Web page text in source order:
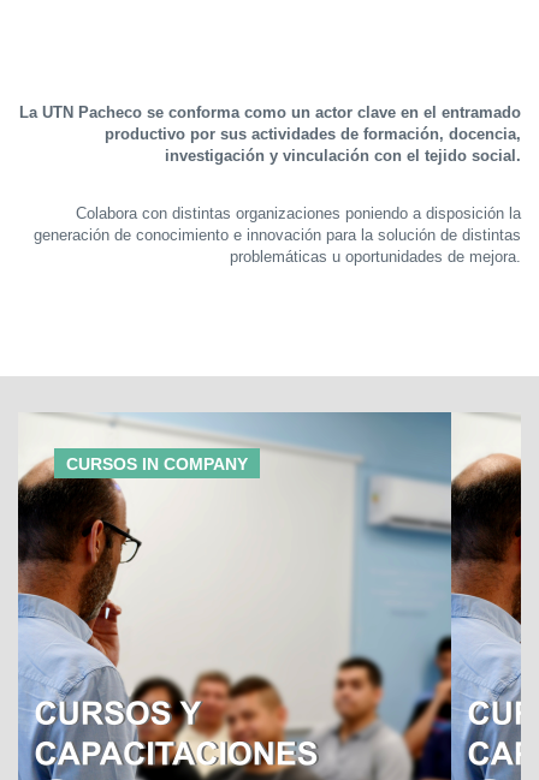
La UTN Pacheco se conforma como un actor clave en el entramado
productivo por sus actividades de formación, docencia,
investigación y vinculación con el tejido social.
Colabora con distintas organizaciones poniendo a disposición la
generación de conocimiento e innovación para la solución de distintas
problemáticas u oportunidades de mejora.
CURSOS IN COMPANY